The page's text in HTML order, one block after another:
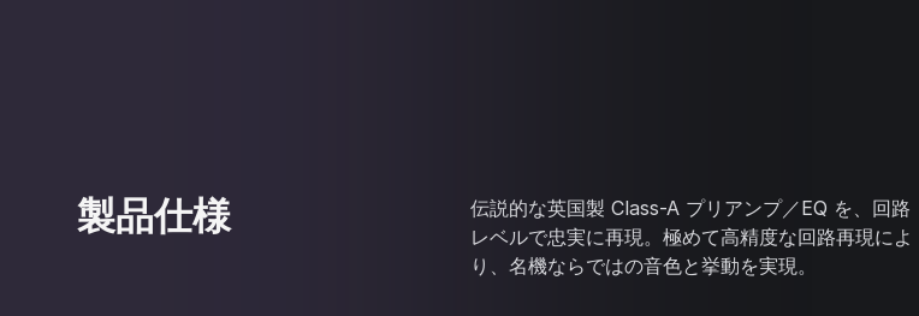
製品仕様
伝説的な英国製 Class-A プリアンプ／EQ を、回路
レベルで忠実に再現。極めて高精度な回路再現によ
り、名機ならではの音色と挙動を実現。